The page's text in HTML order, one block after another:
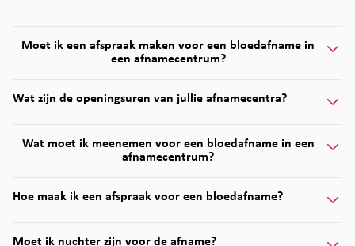
Moet ik een afspraak maken voor een bloedafname in
een afnamecentrum?
Wat zijn de openingsuren van jullie afnamecentra?
Wat moet ik meenemen voor een bloedafname in een
afnamecentrum?
Hoe maak ik een afspraak voor een bloedafname?
Moet ik nuchter zijn voor de afname?